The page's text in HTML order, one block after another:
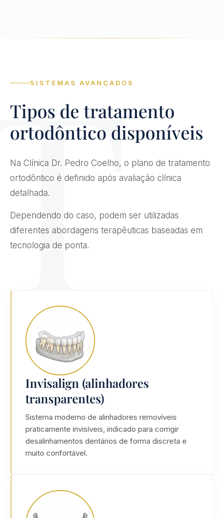
SISTEMAS AVANÇADOS
Tipos de tratamento
ortodôntico disponíveis
Na Clínica Dr. Pedro Coelho, o plano de tratamento
ortodôntico é definido após avaliação clínica
detalhada.
Dependendo do caso, podem ser utilizadas
diferentes abordagens terapêuticas baseadas em
tecnologia de ponta.
Invisalign (alinhadores
transparentes)
Sistema moderno de alinhadores removíveis
praticamente invisíveis, indicado para corrigir
desalinhamentos dentários de forma discreta e
muito confortável.